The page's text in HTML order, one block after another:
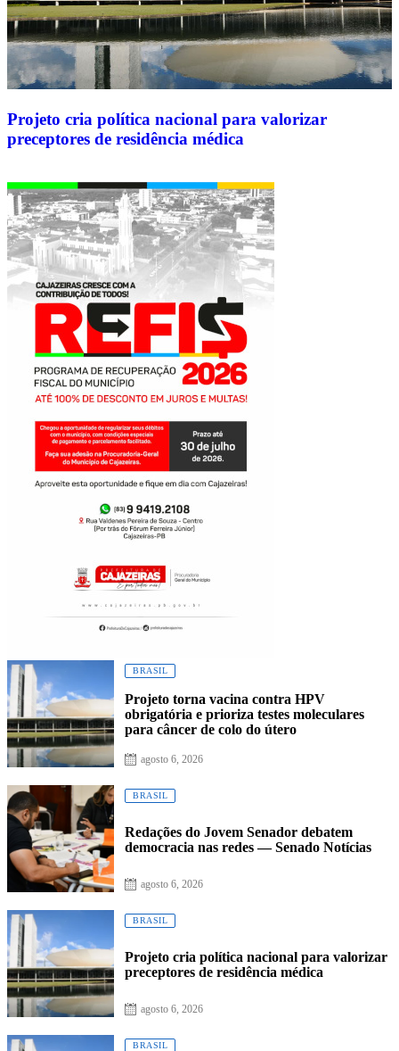
Projeto cria política nacional para valorizar
preceptores de residência médica
BRASIL
Projeto torna vacina contra HPV
obrigatória e prioriza testes moleculares
para câncer de colo do útero
agosto 6, 2026
BRASIL
Redações do Jovem Senador debatem
democracia nas redes — Senado Notícias
agosto 6, 2026
BRASIL
Projeto cria política nacional para valorizar
preceptores de residência médica
agosto 6, 2026
BRASIL